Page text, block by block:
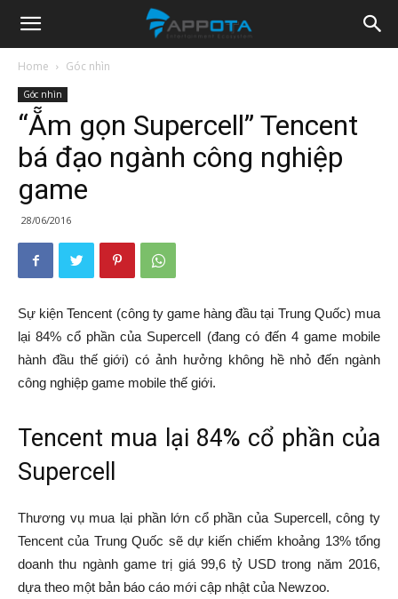
Appota
News
Home Góc nhìn
Góc nhìn
“Ẵm gọn Supercell” Tencent
bá đạo ngành công nghiệp
game
28/06/2016
Sự kiện Tencent (công ty game hàng đầu tại Trung Quốc) mua
lại 84% cổ phần của Supercell (đang có đến 4 game mobile
hành đầu thế giới) có ảnh hưởng không hề nhỏ đến ngành
công nghiệp game mobile thế giới.
Tencent mua lại 84% cổ phần của
Supercell
Thương vụ mua lại phần lớn cổ phần của Supercell, công ty
Tencent của Trung Quốc sẽ dự kiến chiếm khoảng 13% tổng
doanh thu ngành game trị giá 99,6 tỷ USD trong năm 2016,
dựa theo một bản báo cáo mới cập nhật của Newzoo.